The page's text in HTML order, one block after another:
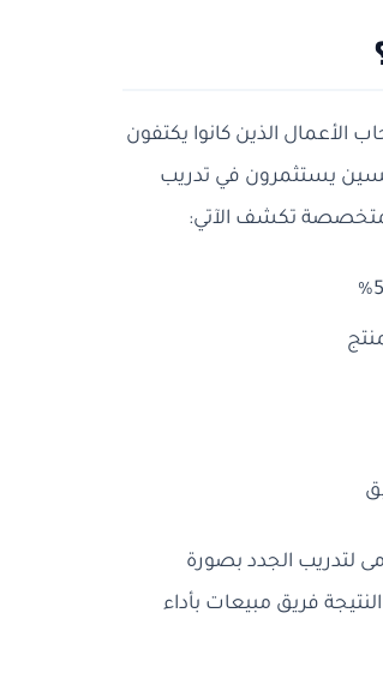
الذين كانوا يكتفون
يستثمرون في تدريب
تكشف الآتي:
لتدريب الجدد بصورة
فريق مبيعات بأداء